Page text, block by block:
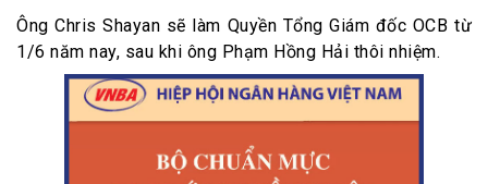
Ông Chris Shayan sẽ làm Quyền Tổng Giám đốc OCB từ
1/6 năm nay, sau khi ông Phạm Hồng Hải thôi nhiệm.